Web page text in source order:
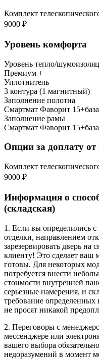
Комплект
9000 ₽
Уровень комфорта
Уровень тепло/
Премиум +
Уплотнитель
3 контура (1 магнитный)
Заполнение полотна
Смартмат Фаворит
Заполнение рамы
Смартмат Фаворит
Опции за доплату
Комплект
9000 ₽
Информация о
(складская)
1. Если вы определились
отделки, направлением
зарезервировать дверь на
клиенту! Это сделает ваш
готовы. Для некоторых
потребуется внести
стоимости внутренней
серьезные намерения, и
требование
не просят никакой
2. Переговоры с
мессенджере или
вашего выбора
недоразумений в момент